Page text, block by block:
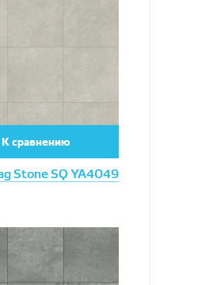
Stone SQ YA4049
К сравнению
Увеличить